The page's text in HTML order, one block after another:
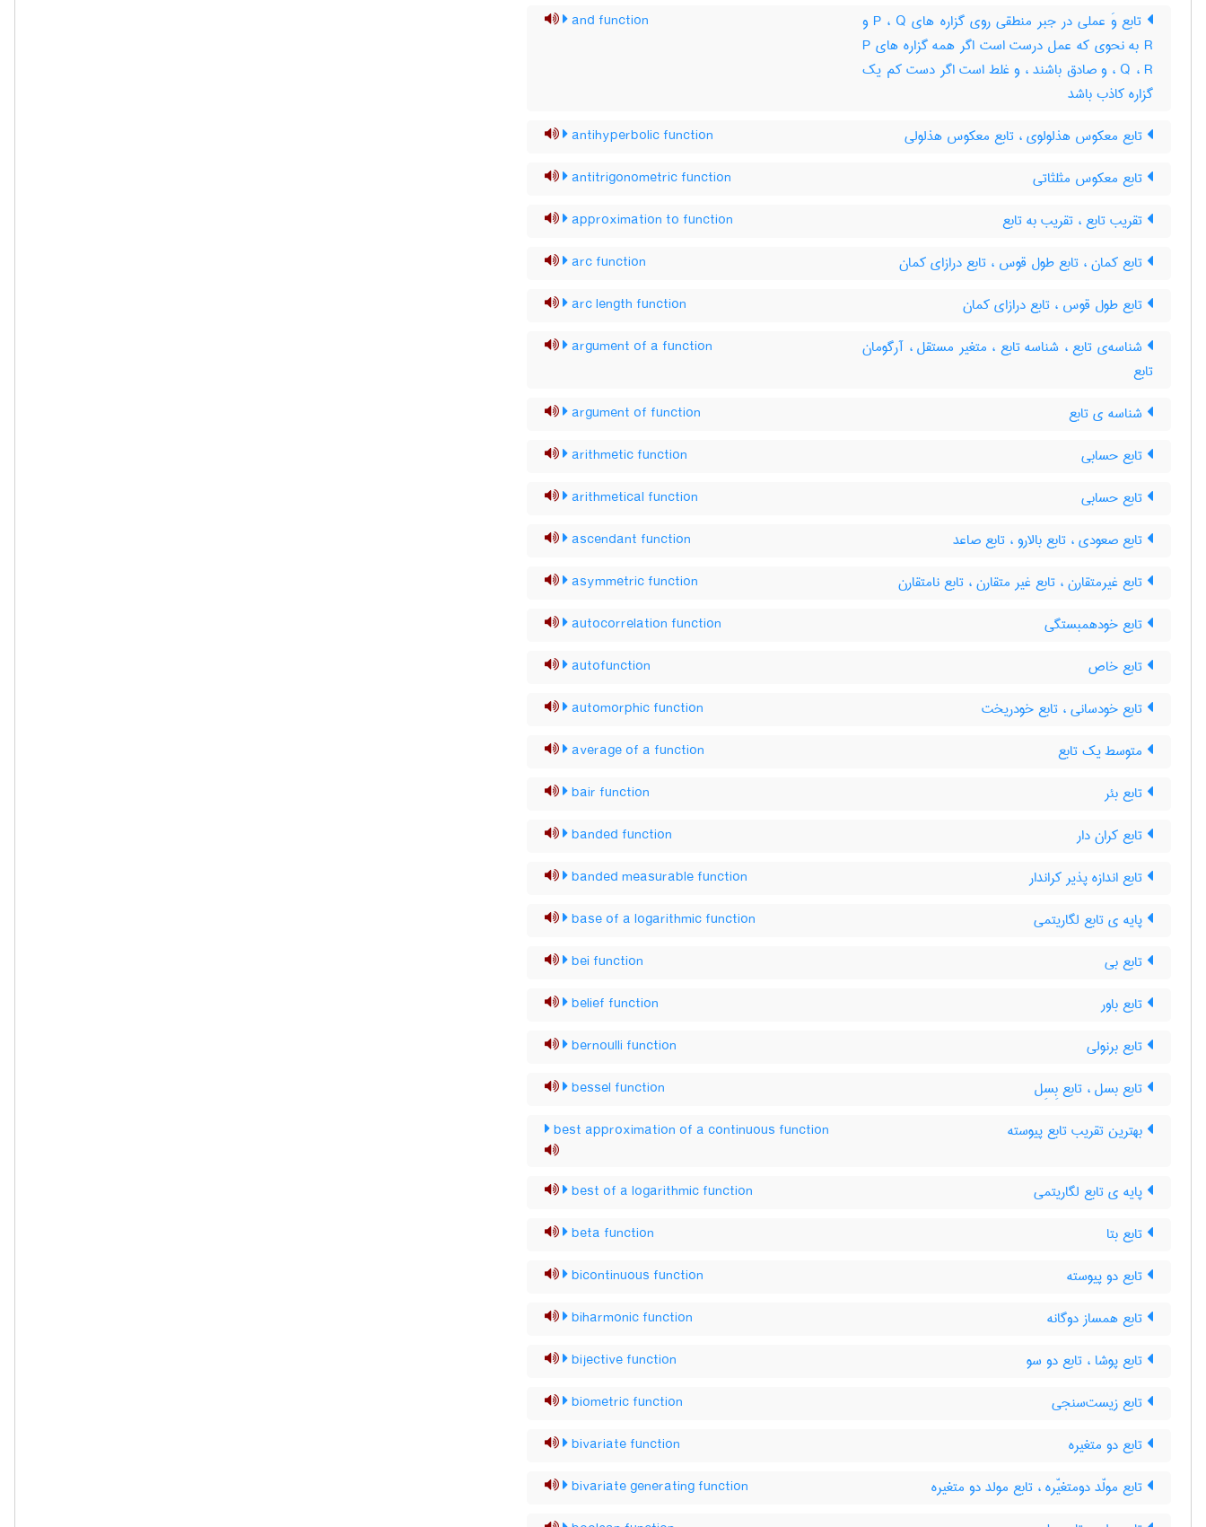
تابع وَ عملی در جبر منطقی روی گزاره های P ، Q و
R به نحوی که عمل درست است اگر همه گزاره های P
، Q ، R و صادق باشند ، و غلط است اگر دست کم یک
گزاره کاذب باشد
and function
تابع معکوس هذلولوی ، تابع معکوس هذلولی antihyperbolic function
تابع معکوس مثلثاتی antitrigonometric function
تقریب تابع ، تقریب به تابع approximation to function
تابع کمان ، تابع طول قوس ، تابع درازای کمان arc function
تابع طول قوس ، تابع درازای کمان arc length function
شناسه‌ی تابع ، شناسه تابع ، متغیر مستقل ، آرگومان
تابع
argument of a function
شناسه ی تابع argument of function
تابع حسابی arithmetic function
تابع حسابی arithmetical function
تابع صعودی ، تابع بالارو ، تابع صاعد ascendant function
تابع غیرمتقارن ، تابع غیر متقارن ، تابع نامتقارن asymmetric function
تابع خودهمبستگی autocorrelation function
تابع خاص autofunction
تابع خودسانی ، تابع خودریخت automorphic function
متوسط یک تابع average of a function
تابع بئر bair function
تابع کران دار banded function
تابع اندازه پذیر کراندار banded measurable function
پایه ی تابع لگاریتمی base of a logarithmic function
تابع بی bei function
تابع باور belief function
تابع برنولی bernoulli function
تابع بسل ، تابع بِسِل bessel function
بهترین تقریب تابع پیوسته best approximation of a continuous function
پایه ی تابع لگاریتمی best of a logarithmic function
تابع بتا beta function
تابع دو پیوسته bicontinuous function
تابع همساز دوگانه biharmonic function
تابع پوشا ، تابع دو سو bijective function
تابع زیست‌سنجی biometric function
تابع دو متغیره bivariate function
تابع مولّد دومتغیّره ، تابع مولد دو متغیره bivariate generating function